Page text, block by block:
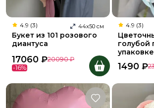
4.9 (3) 44х50 см
Букет из 101 розового
диантуса
17060 ₽20090 ₽
-16%
4.9 (3)
голубой
упаковке
1490 ₽